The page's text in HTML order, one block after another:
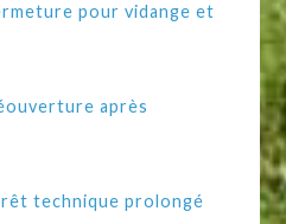
pour vidange et
après
technique prolongé